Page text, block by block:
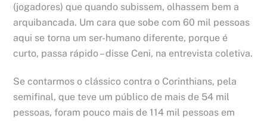
(jogadores) que quando subissem, olhassem bem a
arquibancada. Um cara que sobe com 60 mil pessoas
aqui se torna um ser-humano diferente, porque é
curto, passa rápido – disse Ceni, na entrevista coletiva.
Se contarmos o clássico contra o Corinthians, pela
semifinal, que teve um público de mais de 54 mil
pessoas, foram pouco mais de 114 mil pessoas em